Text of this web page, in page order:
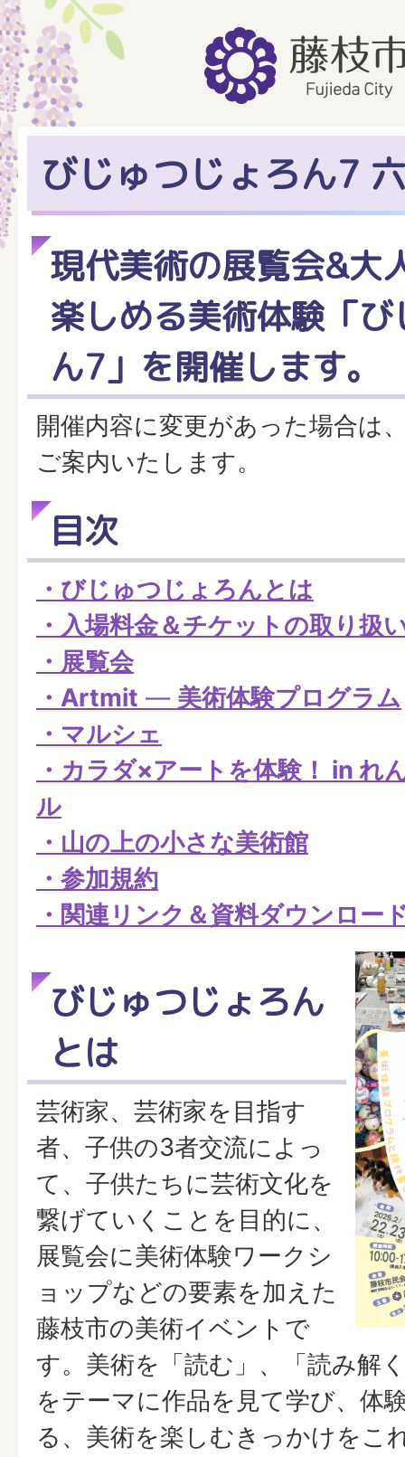
びじゅつじょろん7
現代美術の展覧会&大
楽しめる美術体験「
ん7」を開催します。
開催内容に変更があった場合は
ご案内いたします。
目次
・びじゅつじょろんとは
・入場料金＆チケットの取り扱
・展覧会
・Artmit ― 美術体験プログラム
・マルシェ
・カラダ×アートを体験！ in れ
ル
・山の上の小さな美術館
・参加規約
・関連リンク＆資料ダウンロー
びじゅつじょろん
とは
芸術家、芸術家を目指す
者、子供の3者交流によっ
て、子供たちに芸術文化を
繋げていくことを目的に、
展覧会に美術体験ワークシ
ョップなどの要素を加えた
藤枝市の美術イベントで
す。美術を「読む」、「読み解
をテーマに作品を見て学び、体
る、美術を楽しむきっかけをこ